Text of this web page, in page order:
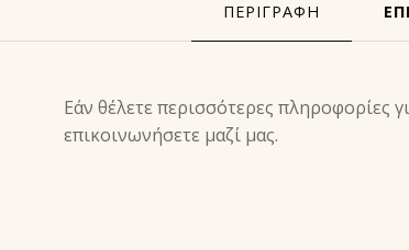
ΠΕΡΙΓΡΑΦΉ
Εάν θέλετε περισσότερες πληροφορίες
επικοινωνήσετε μαζί μας.